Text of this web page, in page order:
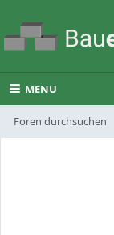
MENU
Foren durchsuchen